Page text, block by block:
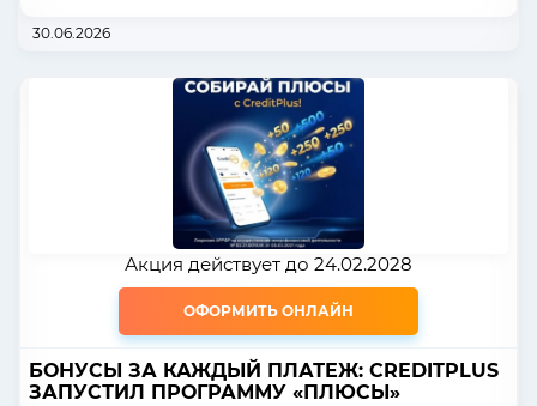
30.06.2026
Акция действует до 24.02.2028
ОФОРМИТЬ ОНЛАЙН
БОНУСЫ ЗА КАЖДЫЙ ПЛАТЕЖ: CREDITPLUS
ЗАПУСТИЛ ПРОГРАММУ «ПЛЮСЫ»